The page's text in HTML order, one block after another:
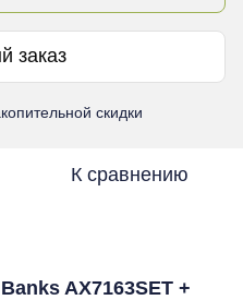
заказ
скидки
К сравнению
AX7163SET +